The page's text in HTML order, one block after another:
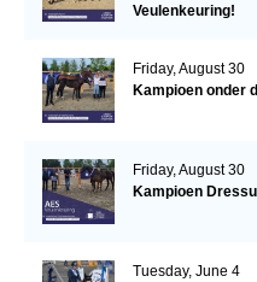
Veulenkeuring!
Friday, August 30
Kampioen onder
Friday, August 30
Kampioen
Tuesday, June 4